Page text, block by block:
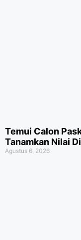
Temui Calon
Tanamkan Nilai
Agustus 6, 2026